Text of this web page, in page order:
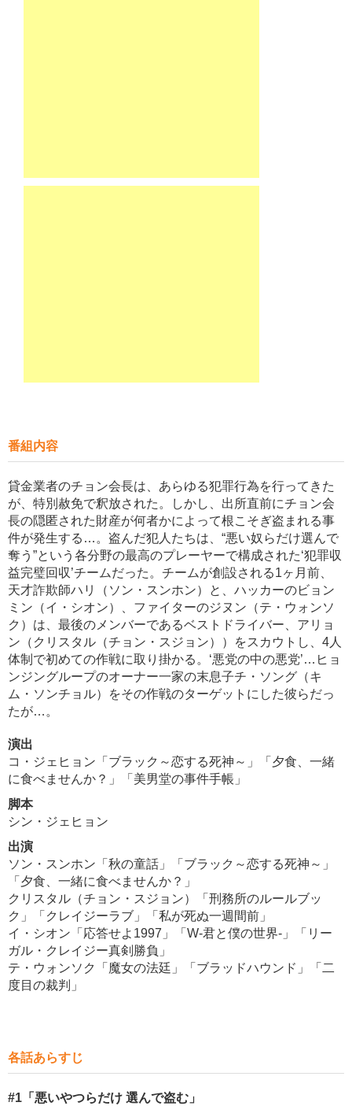
番組内容
貸金業者のチョン会長は、あらゆる犯罪行為を行ってきた
が、特別赦免で釈放された。しかし、出所直前にチョン会
長の隠匿された財産が何者かによって根こそぎ盗まれる事
件が発生する…。盗んだ犯人たちは、“悪い奴らだけ選んで
奪う”という各分野の最高のプレーヤーで構成された‘犯罪収
益完璧回収’チームだった。チームが創設される1ヶ月前、
天才詐欺師ハリ（ソン・スンホン）と、ハッカーのビョン
ミン（イ・シオン）、ファイターのジヌン（テ・ウォンソ
ク）は、最後のメンバーであるベストドライバー、アリョ
ン（クリスタル（チョン・スジョン））をスカウトし、4人
体制で初めての作戦に取り掛かる。‘悪党の中の悪党’…ヒョ
ンジングループのオーナー一家の末息子チ・ソング（キ
ム・ソンチョル）をその作戦のターゲットにした彼らだっ
たが…。
演出
コ・ジェヒョン「ブラック～恋する死神～」「夕食、一緒
に食べませんか？」「美男堂の事件手帳」
脚本
シン・ジェヒョン
出演
ソン・スンホン「秋の童話」「ブラック～恋する死神～」
「夕食、一緒に食べませんか？」
クリスタル（チョン・スジョン）「刑務所のルールブッ
ク」「クレイジーラブ」「私が死ぬ一週間前」
イ・シオン「応答せよ1997」「W-君と僕の世界-」「リー
ガル・クレイジー真剣勝負」
テ・ウォンソク「魔女の法廷」「ブラッドハウンド」「二
度目の裁判」
各話あらすじ
#1 「悪いやつらだけ 選んで盗む」